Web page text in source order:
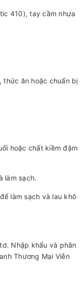
410), tay cầm nhựa
thức ăn hoặc chuẩn bị
hoặc chất kiềm đậm
làm sạch.
làm sạch và lau khô
Nhập khẩu và phân
Thương Mại Viễn